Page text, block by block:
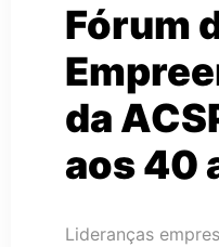
Fórum
da
aos 40
Lideranças